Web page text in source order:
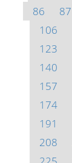
86
87
106
123
140
157
174
191
208